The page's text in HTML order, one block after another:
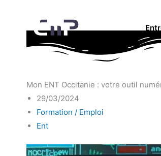
contenu
Mon ENT Occitanie : votre outil
29/03/2024
Formation / Emploi
Ent